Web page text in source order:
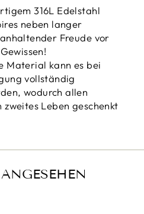
316L Edelstahl
neben langer
Freude vor
Material kann es bei
vollständig
wodurch allen
zweites Leben geschenkt